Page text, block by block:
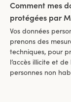
Comment mes
protégées par
Vos données
prenons des
techniques, pour
l’accès illicite et
personnes non